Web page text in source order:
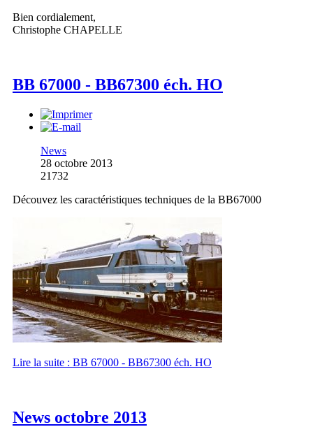
Bien cordialement,
Christophe CHAPELLE
BB 67000 - BB67300 éch. HO
News
28 octobre 2013
21732
Découvez les caractéristiques techniques de la BB67000
Lire la suite : BB 67000 - BB67300 éch. HO
News octobre 2013